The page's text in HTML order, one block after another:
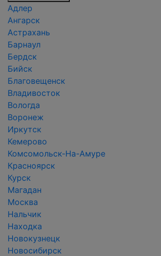
Адлер
Ангарск
Астрахань
Барнаул
Бердск
Бийск
Благовещенск
Владивосток
Вологда
Воронеж
Иркутск
Кемерово
Комсомольск-На-Амуре
Красноярск
Курск
Магадан
Москва
Нальчик
Находка
Новокузнецк
Новосибирск